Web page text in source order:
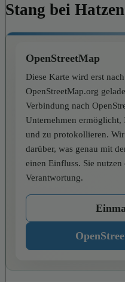
Stang bei
OpenStreetMap
Diese Karte wird erst
OpenStreetMap.org
Verbindung nach
Unternehmen
und zu protokollieren.
darüber, was genau mit
einen Einfluss. Sie
Verantwortung.